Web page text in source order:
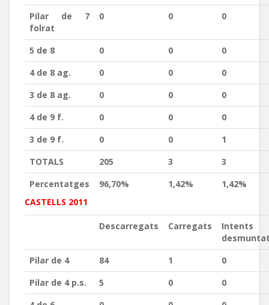
Pilar de 7
folrat
0 0 0
5 de 8 0 0
0
4 de 8 ag.
0 0
0
3 de 8 ag.
0 0
0
4 de 9 f.
0 0
0
3 de 9 f.
0 0
1
TOTALS
205 3
3
Percentatges
96,70% 1,42%
1,42%
CASTELLS 2011
Descarregats Carregats
Intents
Pilar de 4
84 1
0
Pilar de 4 p.s.
5 0
0